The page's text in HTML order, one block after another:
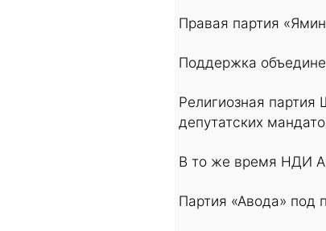
Правая партия
Поддержка
Религиозная
депутатских
В то же время НДИ
Партия «Авода» под